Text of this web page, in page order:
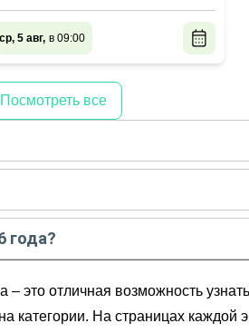
ср, 5 авг, в 09:00
Посмотреть все
года?
это отличная возможность
категории. На страницах каждой